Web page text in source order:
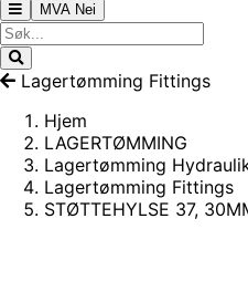
MVA Nei
Lagertømming Fittings
Hjem
LAGERTØMMING
Lagertømming
Lagertømming Fittings
STØTTEHYLSE 37,